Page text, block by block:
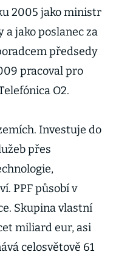
2005 jako ministr
jako poslanec za
předsedy
pracoval pro
O2.
Investuje do
přes
PPF působí v
Skupina vlastní
miliard eur, asi
celosvětově 61